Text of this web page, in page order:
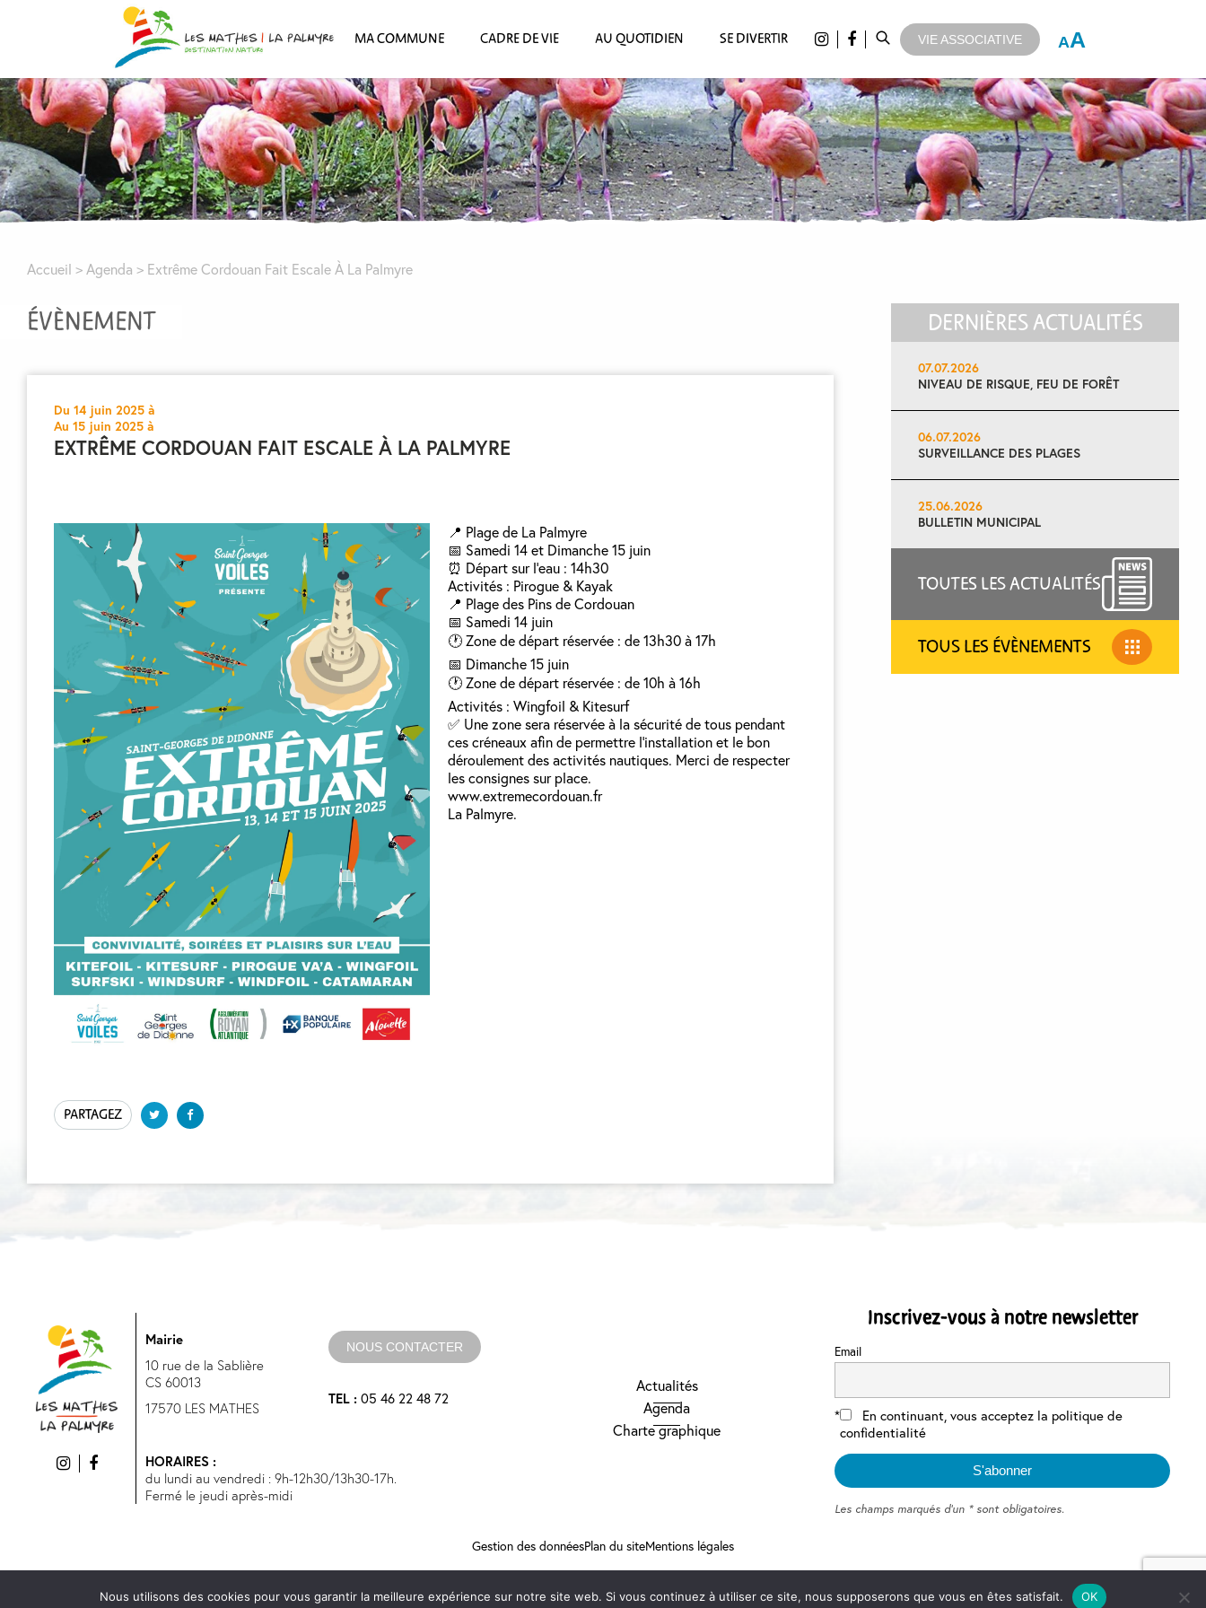
MA COMMUNE CADRE DE VIE AU QUOTIDIEN SE DIVERTIR VIE ASSOCIATIVE AA
Accueil > Agenda > Extrême Cordouan Fait Escale À La Palmyre
ÉVÈNEMENT
Du 14 juin 2025 à
Au 15 juin 2025 à
EXTRÊME CORDOUAN FAIT ESCALE À LA PALMYRE
📍 Plage de La Palmyre
📅 Samedi 14 et Dimanche 15 juin
⏰ Départ sur l’eau : 14h30
Activités : Pirogue & Kayak
📍 Plage des Pins de Cordouan
📅 Samedi 14 juin
🕐 Zone de départ réservée : de 13h30 à 17h
📅 Dimanche 15 juin
🕐 Zone de départ réservée : de 10h à 16h
Activités : Wingfoil & Kitesurf
✅ Une zone sera réservée à la sécurité de tous pendant
ces créneaux afin de permettre l’installation et le bon
déroulement des activités nautiques. Merci de respecter
les consignes sur place.
www.extremecordouan.fr
La Palmyre.
PARTAGEZ
DERNIÈRES ACTUALITÉS
07.07.2026
NIVEAU DE RISQUE, FEU DE FORÊT
06.07.2026
SURVEILLANCE DES PLAGES
25.06.2026
BULLETIN MUNICIPAL
TOUTES LES ACTUALITÉS
TOUS LES ÉVÈNEMENTS
Mairie
10 rue de la Sablière
CS 60013
17570 LES MATHES
NOUS CONTACTER
TEL : 05 46 22 48 72
HORAIRES :
du lundi au vendredi : 9h-12h30/13h30-17h.
Fermé le jeudi après-midi
Inscrivez-vous à notre newsletter
Email
En continuant, vous acceptez la politique de
confidentialité
Les champs marqués d'un * sont obligatoires.
Actualités
Agenda
Charte graphique
Gestion des donnéesPlan du siteMentions légales
Nous utilisons des cookies pour vous garantir la meilleure expérience sur notre site web. Si vous continuez à utiliser ce site, nous supposerons que vous en êtes satisfait. OK